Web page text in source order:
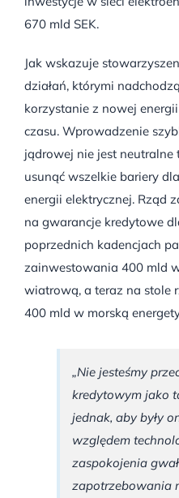
670 mld SEK.
Jak wskazuje
działań, którymi
korzystanie z nowej
czasu. Wprowadzenie
jądrowej nie jest neutralne
usunąć wszelkie bariery
energii elektrycznej. Rząd
na gwarancje kredytowe
poprzednich kadencjach
zainwestowania 400 mld
wiatrową, a teraz na stole
400 mld w morską
„Nie jesteśmy
kredytowym jako
jednak, aby były
względem
zaspokojenia
zapotrzebowania